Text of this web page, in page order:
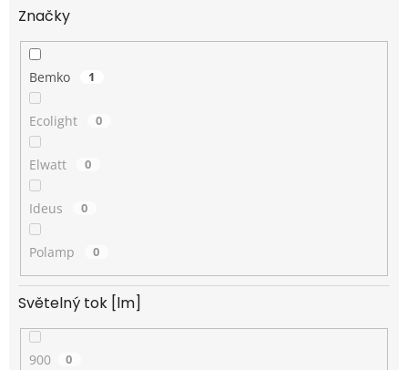
Značky
Bemko 1
Ecolight 0
Elwatt 0
Ideus 0
Polamp 0
Světelný tok [lm]
900 0